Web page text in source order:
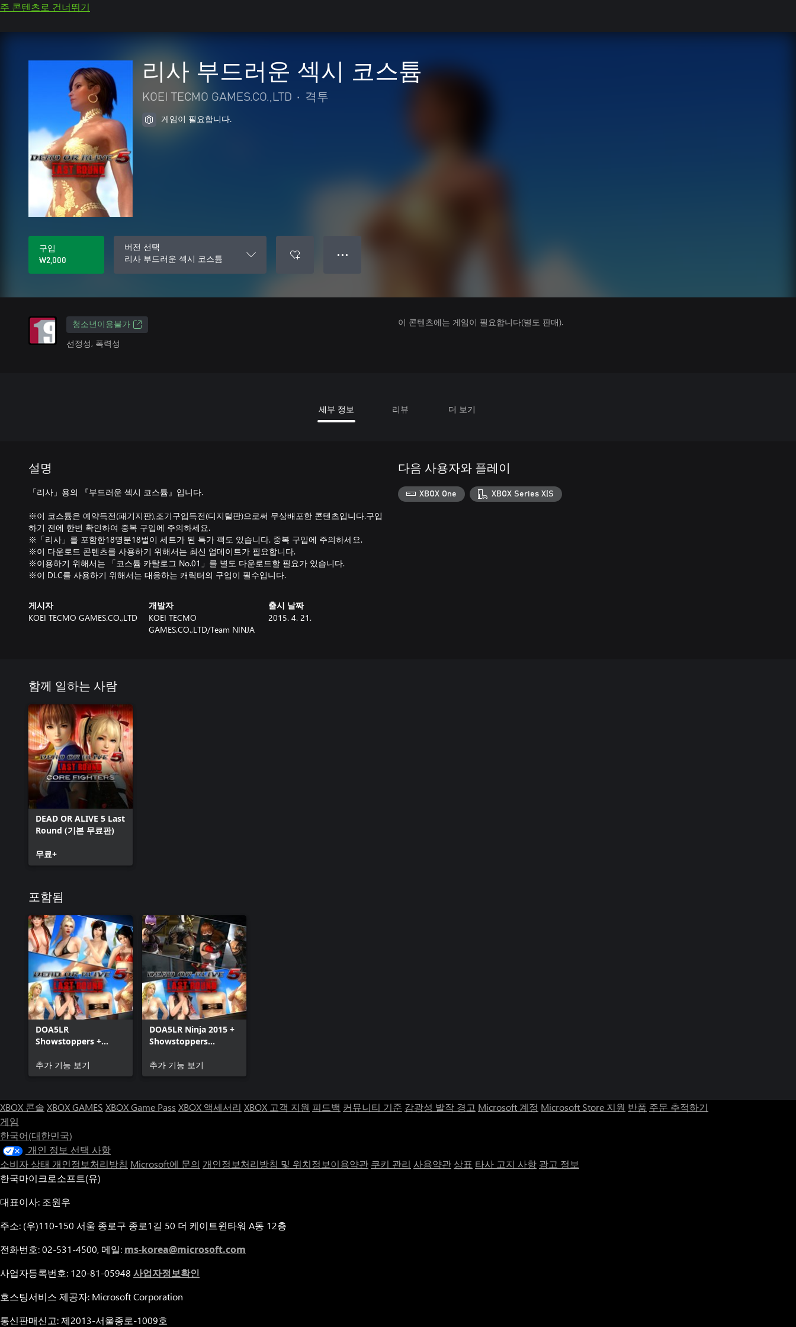
주 콘텐츠로 건너뛰기
리사 부드러운 섹시 코스튬
KOEI TECMO GAMES.CO.,LTD • 격투
게임이 필요합니다.
구입
₩2,000
버전 선택
리사 부드러운 섹시 코스튬
● ● ●
청소년이용불가
선정성, 폭력성
이 콘텐츠에는 게임이 필요합니다(별도 판매).
세부 정보 리뷰 더 보기
설명
「리사」용의 『부드러운 섹시 코스튬』입니다.
※이 코스튬은 예약득전(패기지판),조기구입득전(디지털판)으로써 무상배포한 콘텐츠입니다.구입
하기 전에 한번 확인하여 중복 구입에 주의하세요.
※「리사」를 포함한18명분18벌이 세트가 된 특가 팩도 있습니다. 중복 구입에 주의하세요.
※이 다운로드 콘텐츠를 사용하기 위해서는 최신 업데이트가 필요합니다.
※이용하기 위해서는 「코스튬 카탈로그 No.01」를 별도 다운로드할 필요가 있습니다.
※이 DLC를 사용하기 위해서는 대응하는 캐릭터의 구입이 필수입니다.
게시자
KOEI TECMO GAMES.CO.,LTD
개발자
KOEI TECMO
GAMES.CO.,LTD/Team NINJA
출시 날짜
2015. 4. 21.
다음 사용자와 플레이
XBOX One XBOX Series X|S
함께 일하는 사람
DEAD OR ALIVE 5 Last
Round (기본 무료판)
무료+
포함됨
DOA5LR
Showstoppers +
Set
추가 기능 보기
DOA5LR Ninja 2015 +
Showstoppers
추가 기능 보기
XBOX 콘솔 XBOX GAMES XBOX Game Pass XBOX 액세서리 XBOX 고객 지원 피드백 커뮤니티 기준 감광성 발작 경고 Microsoft 계정 Microsoft Store 지원 반품 주문 추적하기
게임
한국어(대한민국)
개인 정보 선택 사항
소비자 상태 개인정보처리방침 Microsoft에 문의 개인정보처리방침 및 위치정보이용약관 쿠키 관리 사용약관 상표 타사 고지 사항 광고 정보
한국마이크로소프트(유)
대표이사: 조원우
주소: (우)110-150 서울 종로구 종로1길 50 더 케이트윈타워 A동 12층
전화번호: 02-531-4500, 메일: ms-korea@microsoft.com
사업자등록번호: 120-81-05948 사업자정보확인
호스팅서비스 제공자: Microsoft Corporation
통신판매신고: 제2013-서울종로-1009호